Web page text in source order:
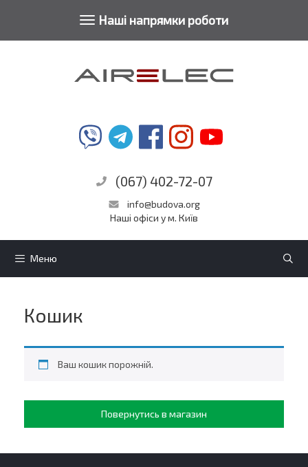
(067) 402-72-07
info@budova.org
Наші офіси у м. Київ
Меню
Кошик
Ваш кошик порожній.
Повернутись в магазин
Наші напрямки роботиToggle